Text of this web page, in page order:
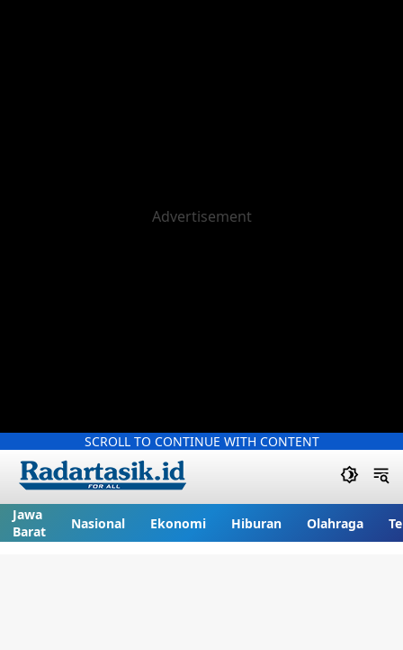
SCROLL TO CONTINUE WITH CONTENT
Jawa
Barat
Nasional Ekonomi Hiburan Olahraga